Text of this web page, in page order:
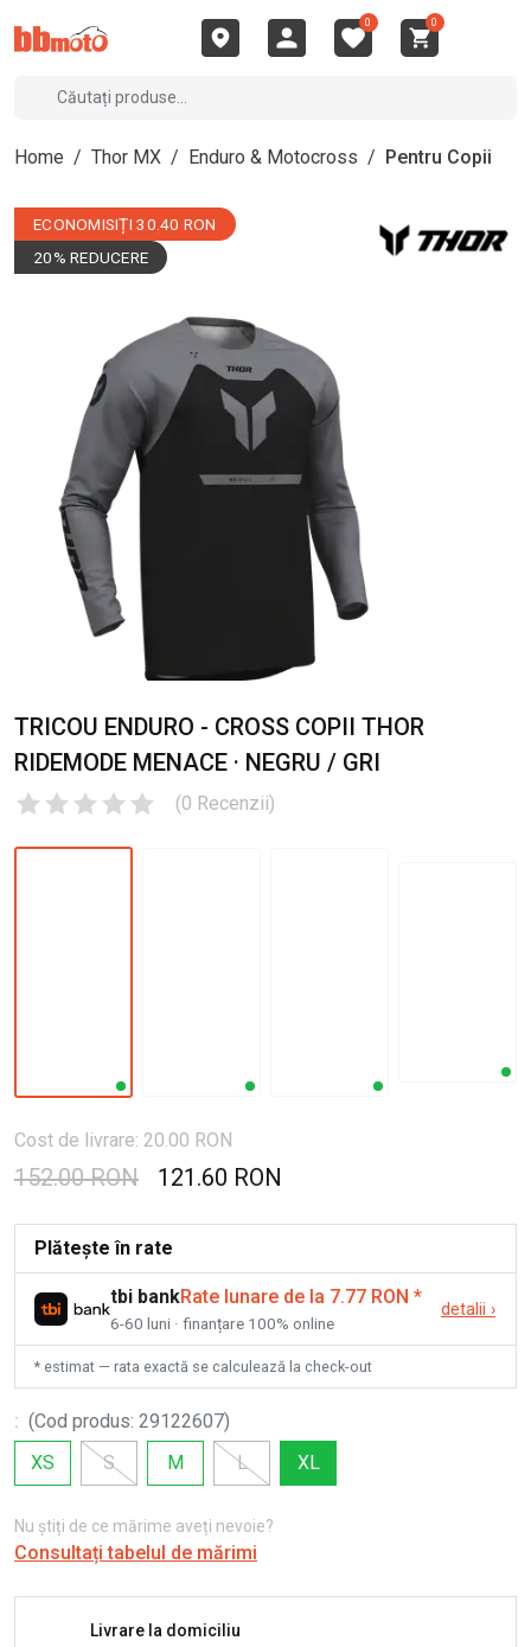
0 0
Home / Thor MX / Enduro & Motocross / Pentru Copii
ECONOMISIȚI 30.40 RON
20% REDUCERE
TRICOU ENDURO - CROSS COPII THOR
RIDEMODE MENACE · NEGRU / GRI
(0 Recenzii)
Cost de livrare: 20.00 RON
152.00 RON 121.60 RON
Plătește în rate
tbi bankRate lunare de la 7.77 RON *
6-60 luni · finanțare 100% online
detalii ›
* estimat — rata exactă se calculează la check-out
: (Cod produs: 29122607)
XS
S M L XL
Nu știți de ce mărime aveți nevoie?
Consultați tabelul de mărimi
Livrare la domiciliu